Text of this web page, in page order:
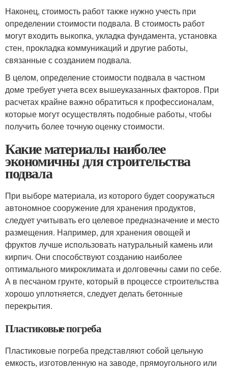
Наконец, стоимость работ также нужно учесть при
определении стоимости подвала. В стоимость работ
могут входить выкопка, укладка фундамента, установка
стен, прокладка коммуникаций и другие работы,
связанные с созданием подвала.
В целом, определение стоимости подвала в частном
доме требует учета всех вышеуказанных факторов. При
расчетах крайне важно обратиться к профессионалам,
которые могут осуществлять подобные работы, чтобы
получить более точную оценку стоимости.
Какие материалы наиболее
экономичны для строительства
подвала
При выборе материала, из которого будет сооружаться
автономное сооружение для хранения продуктов,
следует учитывать его целевое предназначение и место
размещения. Например, для хранения овощей и
фруктов лучше использовать натуральный камень или
кирпич. Они способствуют созданию наиболее
оптимального микроклимата и долговечны сами по себе.
А в песчаном грунте, который в процессе строительства
хорошо уплотняется, следует делать бетонные
перекрытия.
Пластиковые погреба
Пластиковые погреба представляют собой цельную
емкость, изготовленную на заводе, прямоугольного или